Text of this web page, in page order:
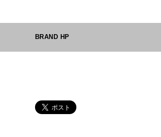
BRAND HP